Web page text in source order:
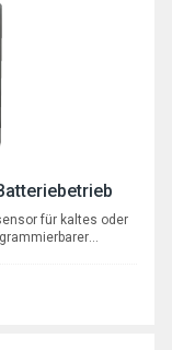
für kaltes oder